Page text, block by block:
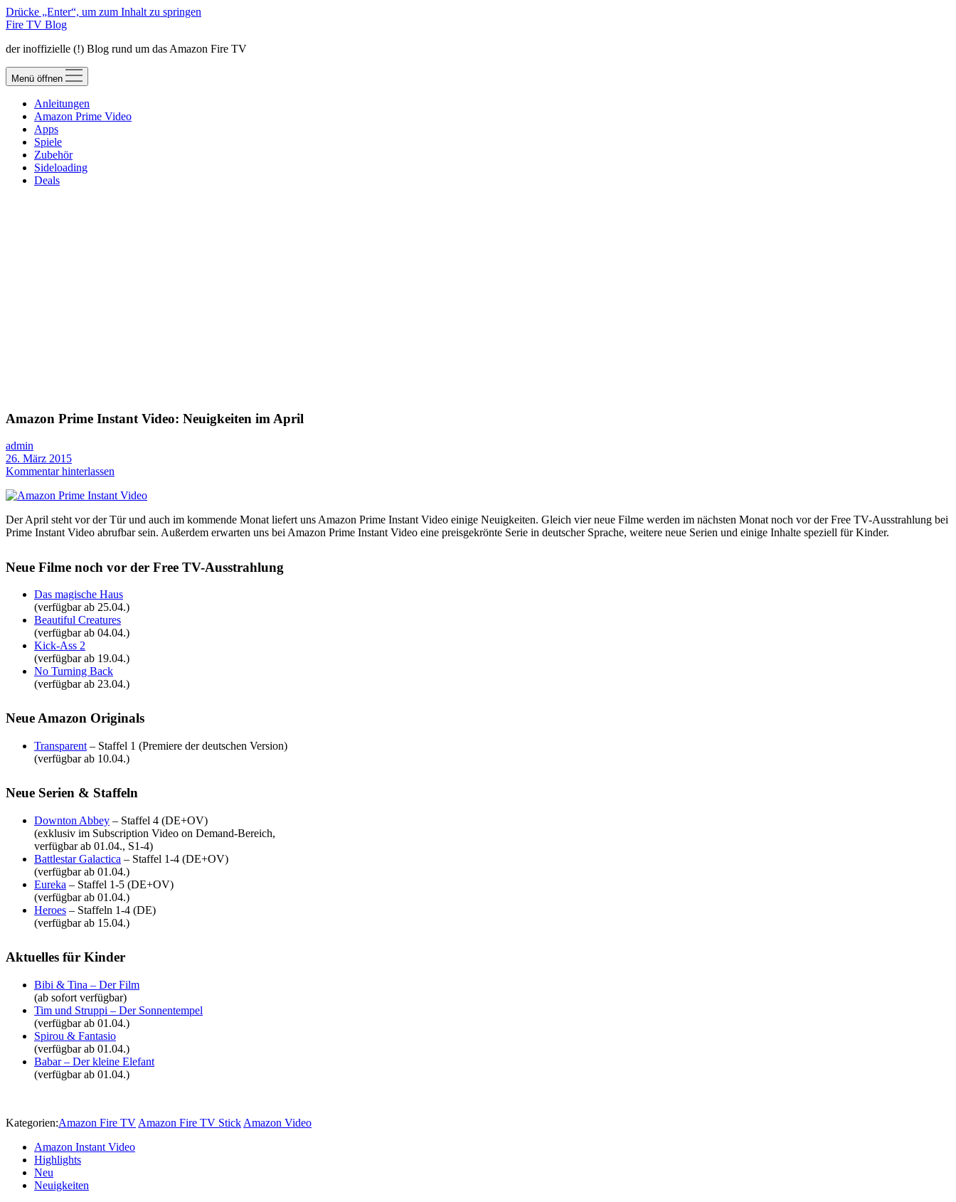
Drücke „Enter“, um zum Inhalt zu springen
Fire TV Blog
der inoffizielle (!) Blog rund um das Amazon Fire TV
Menü öffnen
Anleitungen
Amazon Prime Video
Apps
Spiele
Zubehör
Sideloading
Deals
Amazon Prime Instant Video: Neuigkeiten im April
admin
26. März 2015
Kommentar hinterlassen
Der April steht vor der Tür und auch im kommende Monat liefert uns Amazon Prime Instant Video einige Neuigkeiten. Gleich vier neue Filme werden im nächsten Monat noch vor der Free TV-Ausstrahlung bei
Prime Instant Video abrufbar sein. Außerdem erwarten uns bei Amazon Prime Instant Video eine preisgekrönte Serie in deutscher Sprache, weitere neue Serien und einige Inhalte speziell für Kinder.
Neue Filme noch vor der Free TV-Ausstrahlung
Das magische Haus
(verfügbar ab 25.04.)
Beautiful Creatures
(verfügbar ab 04.04.)
Kick-Ass 2
(verfügbar ab 19.04.)
No Turning Back
(verfügbar ab 23.04.)
Neue Amazon Originals
Transparent – Staffel 1 (Premiere der deutschen Version)
(verfügbar ab 10.04.)
Neue Serien & Staffeln
Downton Abbey – Staffel 4 (DE+OV)
(exklusiv im Subscription Video on Demand-Bereich,
verfügbar ab 01.04., S1-4)
Battlestar Galactica – Staffel 1-4 (DE+OV)
(verfügbar ab 01.04.)
Eureka – Staffel 1-5 (DE+OV)
(verfügbar ab 01.04.)
Heroes – Staffeln 1-4 (DE)
(verfügbar ab 15.04.)
Aktuelles für Kinder
Bibi & Tina – Der Film
(ab sofort verfügbar)
Tim und Struppi – Der Sonnentempel
(verfügbar ab 01.04.)
Spirou & Fantasio
(verfügbar ab 01.04.)
Babar – Der kleine Elefant
(verfügbar ab 01.04.)
Kategorien:Amazon Fire TV Amazon Fire TV Stick Amazon Video
Amazon Instant Video
Highlights
Neu
Neuigkeiten